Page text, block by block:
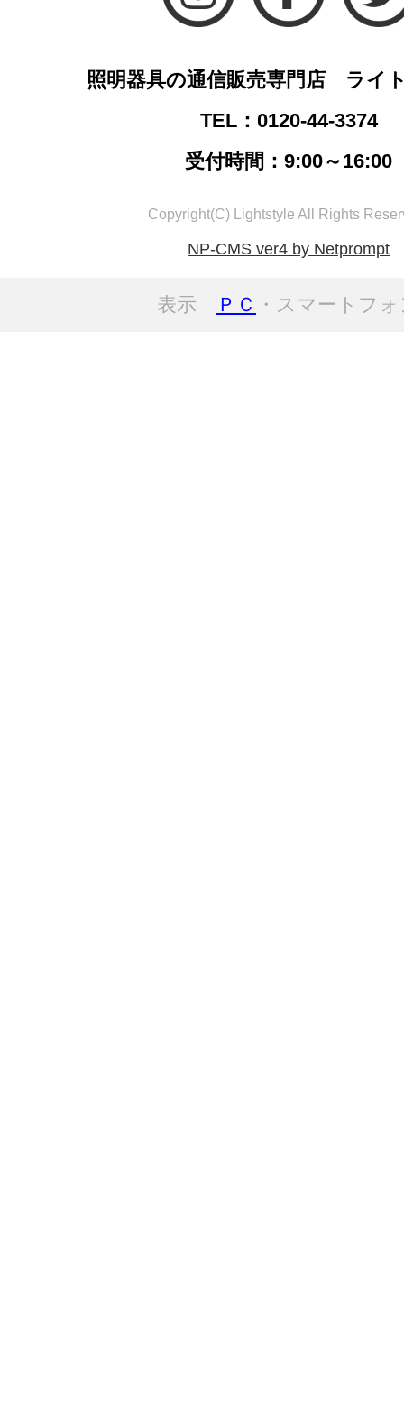
照明器具の通信販売専門店 ライ
TEL：0120-44-3374
受付時間：9:00～16:00
Copyright(C) Lightstyle All Rights
NP-CMS ver4 by Netprompt
表示 ＰＣ ・スマートフ